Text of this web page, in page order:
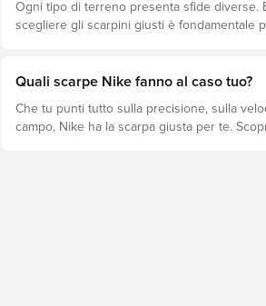
Ogni tipo di terreno presenta sfide diverse.
scegliere gli scarpini giusti è fondamentale
superficie!
Quali scarpe Nike fanno al caso tuo?
Che tu punti tutto sulla precisione, sulla
campo, Nike ha la scarpa giusta per te.